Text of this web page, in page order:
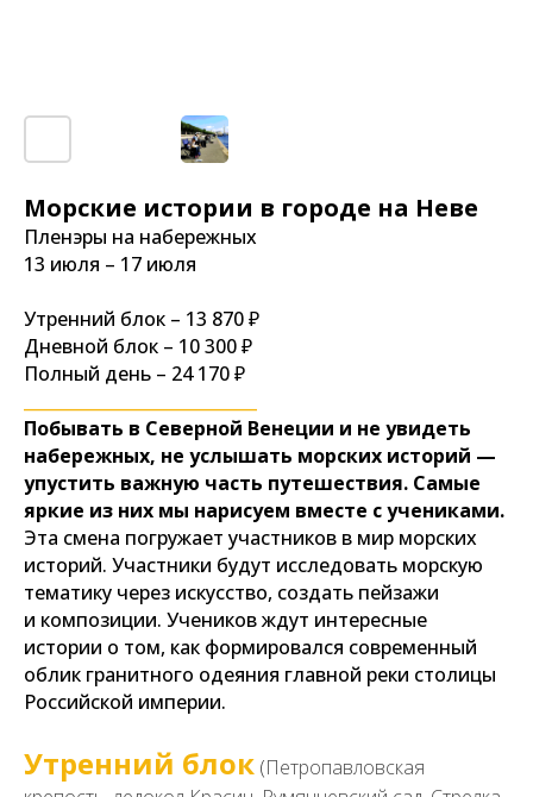
Морские истории в городе на Неве
Пленэры на набережных
13 июля – 17 июля
Утренний блок – 13 870 ₽
Дневной блок – 10 300 ₽
Полный день – 24 170 ₽
Побывать в Северной Венеции и не увидеть
набережных, не услышать морских историй —
упустить важную часть путешествия. Самые
яркие из них мы нарисуем вместе с учениками.
Эта смена погружает участников в мир морских
историй. Участники будут исследовать морскую
тематику через искусство, создать пейзажи
и композиции. Учеников ждут интересные
истории о том, как формировался современный
облик гранитного одеяния главной реки столицы
Российской империи.
Утренний блок (Петропавловская